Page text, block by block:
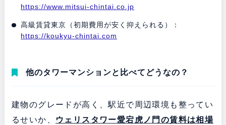
https://www.mitsui-chintai.co.jp
高級賃貸東京（初期費用が安く抑えられる）：
https://koukyu-chintai.com
他のタワーマンションと比べてどうなの？
建物のグレードが高く、駅近で周辺環境も整ってい
るせいか、
ウェリスタワー愛宕虎ノ門の賃料は相場